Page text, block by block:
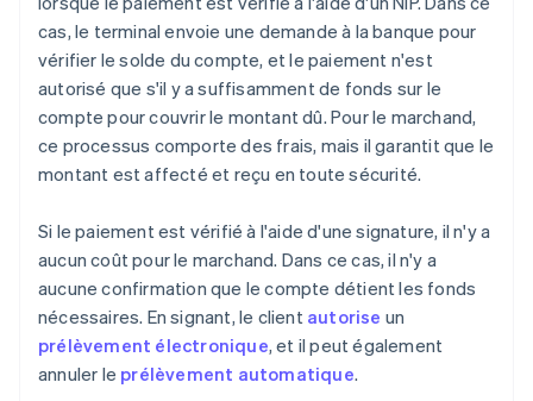
cas, le terminal envoie une demande à la banque pour
vérifier le solde du compte, et le paiement n'est
autorisé que s'il y a suffisamment de fonds sur le
compte pour couvrir le montant dû. Pour le marchand,
ce processus comporte des frais, mais il garantit que le
montant est affecté et reçu en toute sécurité.
Si le paiement est vérifié à l'aide d'une signature, il n'y a
aucun coût pour le marchand. Dans ce cas, il n'y a
aucune confirmation que le compte détient les fonds
nécessaires. En signant, le client autorise un
prélèvement électronique, et il peut également
annuler le prélèvement automatique.